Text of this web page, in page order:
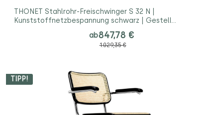
THONET Stahlrohr-Freischwinger S 32 N |
Kunststoffnetzbespannung schwarz | Gestell
ab847,78 €
1.029,35 €
TIPP!